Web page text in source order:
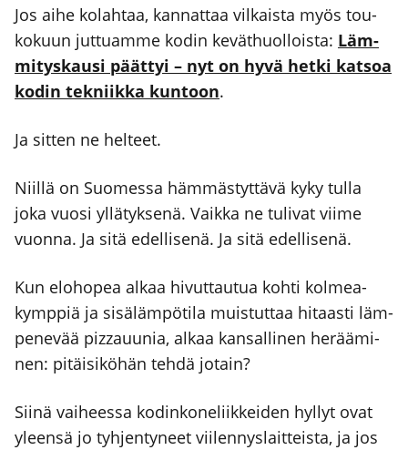
Jos aihe kolah­taa, kan­nat­taa vil­kais­ta myös tou­
ko­kuun jut­tuam­me kodin kevät­huol­lois­ta: Läm­
mi­tys­kausi päät­tyi – nyt on hyvä het­ki kat­soa
kodin tek­niik­ka kun­toon.
Ja sit­ten ne hel­teet.
Niil­lä on Suo­mes­sa häm­mäs­tyt­tä­vä kyky tul­la
joka vuo­si yllä­tyk­se­nä. Vaik­ka ne tuli­vat vii­me
vuon­na. Ja sitä edel­li­se­nä. Ja sitä edel­li­se­nä.
Kun elo­ho­pea alkaa hivut­tau­tua koh­ti kol­mea­
kymp­piä ja sisä­läm­pö­ti­la muis­tut­taa hitaas­ti läm­
pe­ne­vää pizza­uu­nia, alkaa kan­sal­li­nen herää­mi­
nen: pitäi­si­kö­hän teh­dä jotain?
Sii­nä vai­hees­sa kodin­ko­ne­liik­kei­den hyl­lyt ovat
yleen­sä jo tyh­jen­ty­neet vii­len­nys­lait­teis­ta, ja jos